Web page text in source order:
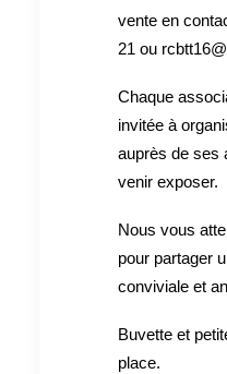
vente en
21 ou
Chaque
invitée à
auprès de ses
venir exposer.
Nous vous
pour partager
conviviale et
Buvette et
place.